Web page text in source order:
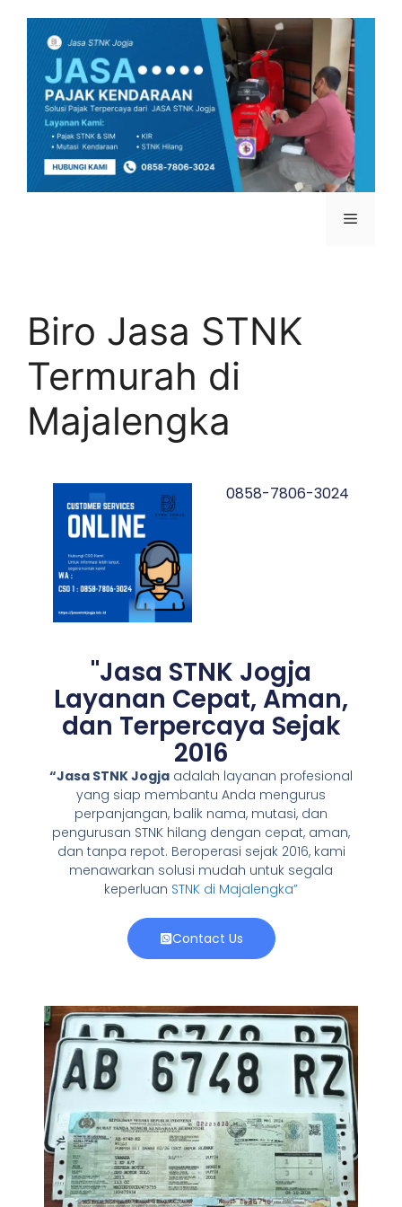
Biro Jasa STNK
Termurah di
Majalengka
0858-7806-3024
"Jasa STNK Jogja
Layanan Cepat, Aman,
dan Terpercaya Sejak
2016
“Jasa STNK Jogja adalah layanan profesional
yang siap membantu Anda mengurus
perpanjangan, balik nama, mutasi, dan
pengurusan STNK hilang dengan cepat, aman,
dan tanpa repot. Beroperasi sejak 2016, kami
menawarkan solusi mudah untuk segala
keperluan STNK di Majalengka”
Contact Us